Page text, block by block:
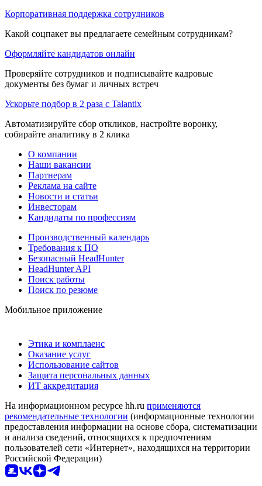
Корпоративная поддержка сотрудников
Какой соцпакет вы предлагаете семейным сотрудникам?
Оформляйте кандидатов онлайн
Проверяйте сотрудников и подписывайте кадровые
документы без бумаг и личных встреч
Ускорьте подбор в 2 раза с Talantix
Автоматизируйте сбор откликов, настройте воронку,
собирайте аналитику в 2 клика
О компании
Наши вакансии
Партнерам
Реклама на сайте
Новости и статьи
Инвесторам
Кандидаты по профессиям
Производственный календарь
Требования к ПО
Безопасный HeadHunter
HeadHunter API
Поиск работы
Поиск по резюме
Мобильное приложение
Этика и комплаенс
Оказание услуг
Использование сайтов
Защита персональных данных
ИТ аккредитация
На информационном ресурсе hh.ru применяются
рекомендательные технологии (информационные технологии
предоставления информации на основе сбора, систематизации
и анализа сведений, относящихся к предпочтениям
пользователей сети «Интернет», находящихся на территории
Российской Федерации)